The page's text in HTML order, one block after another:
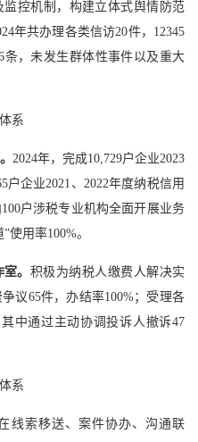
控机制，构建立体式舆情防范
年共办理各类信访20件，12345
，未发生群体性事件以及重大
系
2024年，完成10,729户企业2023
企业2021、2022年度纳税信用
户涉税专业机构全面开展业务
使用率100%。
。 积极为纳税人缴费人解决实
议65件，办结率100%；受理各
中通过主动协调投诉人撤诉47
系
线索移送、案件协办、沟通联